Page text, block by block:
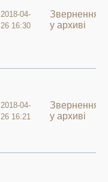
2018-04-
26 16:30
Звернення
у архиві
2018-04-
26 16:21
Звернення
у архиві